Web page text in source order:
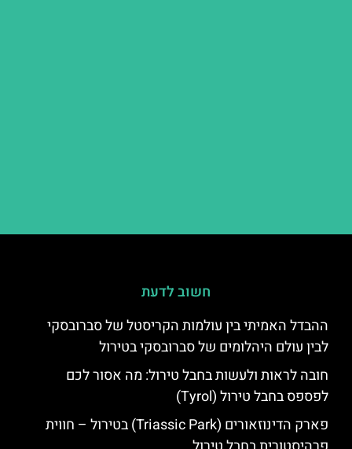
חשוב לדעת
ההבדל האמיתי בין עולמות הקריסטל של סברובסקי
לבין עולם היהלומים של סברובסקי בטירול
חובה לראות ולעשות בחבל טירול: מה אסור לכם
לפספס בחבל טירול (Tyrol)
פארק הדינוזאורים (Triassic Park) בטירול – חווית